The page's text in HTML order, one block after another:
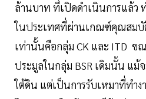
ล้านบาท ที่เปิดดำเนินการแล้ว
ในประเทศที่ผ่านเกณฑ์คุณสมบัติ
เท่านั้นคือกลุ่ม CK และ ITD ขณ
ประมูลในกลุ่ม BSR เดิมนั้น แม้
ใต้ดิน แต่เป็นการรับเหมาที่ทำง